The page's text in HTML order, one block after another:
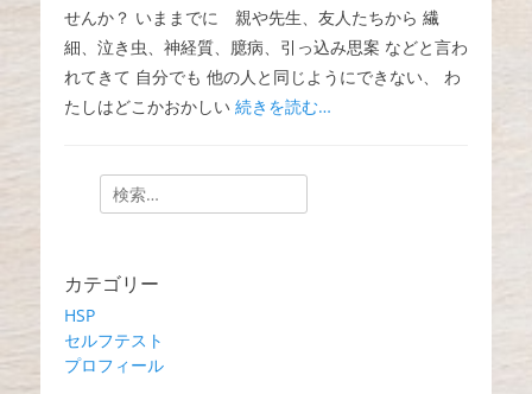
せんか？ いままでに 親や先生、友人たちから 繊
細、泣き虫、神経質、臆病、引っ込み思案 などと言わ
れてきて 自分でも 他の人と同じようにできない、 わ
たしはどこかおかしい 続きを読む…
カテゴリー
HSP
セルフテスト
プロフィール